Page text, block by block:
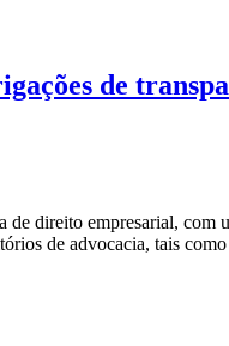
de
direito empresarial,
de advocacia, tais